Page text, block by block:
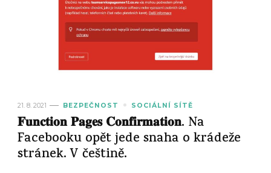
21. 8. 2021 BEZPEČNOST SOCIÁLNÍ SÍTĚ
𝐅𝐮𝐧𝐜𝐭𝐢𝐨𝐧 𝐏𝐚𝐠𝐞𝐬 𝐂𝐨𝐧𝐟𝐢𝐫𝐦𝐚𝐭𝐢𝐨𝐧. Na
Facebooku opět jede snaha o krádeže
stránek. V češtině.